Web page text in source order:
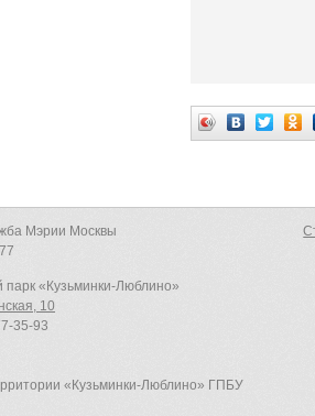
Мэрии Москвы
парк «Кузьминки-Люблино»
10
35-93
«Кузьминки-Люблино» ГПБУ